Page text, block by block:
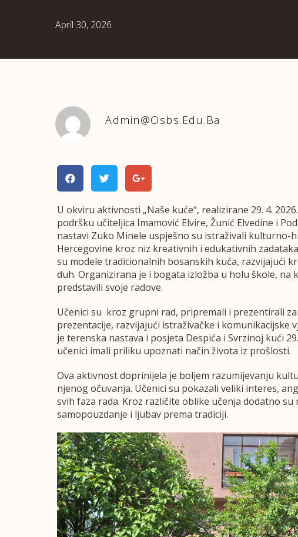
April 30, 2026
Admin@osbs.edu.ba
U okviru aktivnosti „Naše kuće“, realizirane 29. 4.
podršku učiteljica Imamović Elvire, Žunić Elvedine i
nastavi Zuko Minele uspješno su istraživali kulturno-
Hercegovine kroz niz kreativnih i edukativnih
su modele tradicionalnih bosanskih kuća, razvijajući
duh. Organizirana je i bogata izložba u holu škole, na
predstavili svoje radove.
Učenici su kroz grupni rad, pripremali i prezentirali
prezentacije, razvijajući istraživačke i komunikacijske
je terenska nastava i posjeta Despića i Svrzinoj kući
učenici imali priliku upoznati način života iz prošlosti.
Ova aktivnost doprinijela je boljem razumijevanju
njenog očuvanja. Učenici su pokazali veliki interes,
svih faza rada. Kroz različite oblike učenja dodatno su
samopouzdanje i ljubav prema tradiciji.